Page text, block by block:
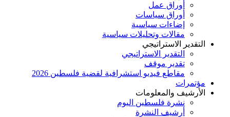
أوراق عمل
أوراق سياسات
إضاءات سياسية
مقالات وتحليلات سياسية
التقدير الاستراتيجي
التقدير الاستراتيجي
تقدير موقف
مقاطع فيديو استشرافية لقضية فلسطين 2026
مؤتمرات
الأرشيف والمعلومات
نشرة فلسطين اليوم
أرشيف النشرة